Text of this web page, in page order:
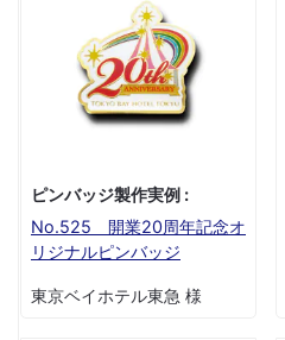
ピンバッジ製作実例 :
No.525 開業20周年記念オ
リジナルピンバッジ
東京ベイホテル東急 様